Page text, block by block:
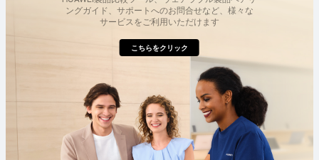
ングガイド、サポートへのお問合せなど、様々な
サービスをご利用いただけます
こちらをクリック